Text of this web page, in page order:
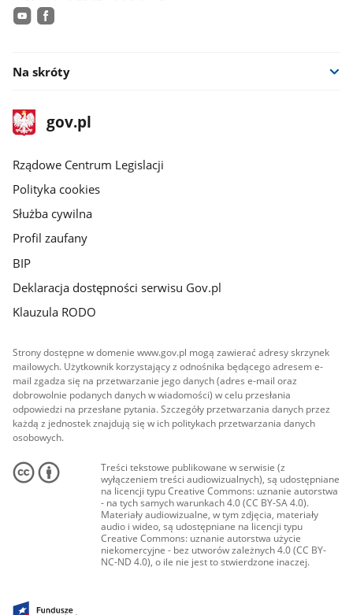
Na skróty
stopka
gov.plStrona
gov.pl
Rządowe Centrum Legislacji
Polityka cookies
Służba cywilna
Profil zaufany
BIP
Deklaracja dostępności serwisu Gov.pl
Klauzula RODO
Strony dostępne w domenie www.gov.pl mogą zawierać adresy skrzynek
mailowych. Użytkownik korzystający z odnośnika będącego adresem e-
mail zgadza się na przetwarzanie jego danych (adres e-mail oraz
dobrowolnie podanych danych w wiadomości) w celu przesłania
odpowiedzi na przesłane pytania. Szczegóły przetwarzania danych przez
każdą z jednostek znajdują się w ich politykach przetwarzania danych
osobowych.
Treści tekstowe publikowane w serwisie (z
wyłączeniem treści audiowizualnych), są udostępniane
na licencji typu Creative Commons: uznanie autorstwa
- na tych samych warunkach 4.0 (CC BY-SA 4.0).
Materiały audiowizualne, w tym zdjęcia, materiały
audio i wideo, są udostępniane na licencji typu
Creative Commons: uznanie autorstwa użycie
niekomercyjne - bez utworów zależnych 4.0 (CC BY-
NC-ND 4.0), o ile nie jest to stwierdzone inaczej.